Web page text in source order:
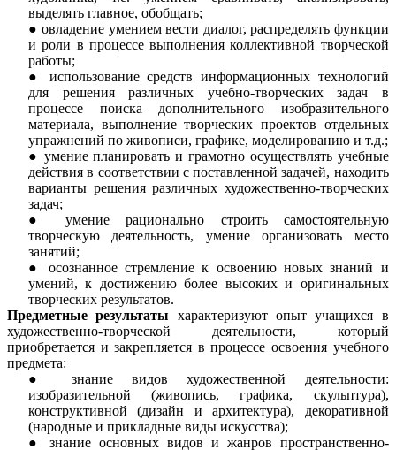
выделять главное, обобщать;
овладение умением вести диалог, распределять функции
и роли в процессе выполнения коллективной творческой
работы;
использование средств информационных технологий
для решения различных учебно-творческих задач в
процессе поиска дополнительного изобразительного
материала, выполнение творческих проектов отдельных
упражнений по живописи, графике, моделированию и т.д.;
умение планировать и грамотно осуществлять учебные
действия в соответствии с поставленной задачей, находить
варианты решения различных художественно-творческих
задач;
умение рационально строить самостоятельную
творческую деятельность, умение организовать место
занятий;
осознанное стремление к освоению новых знаний и
умений, к достижению более высоких и оригинальных
творческих результатов.
Предметные результаты характеризуют опыт учащихся в
художественно-творческой деятельности, который
приобретается и закрепляется в процессе освоения учебного
предмета:
знание видов художественной деятельности:
изобразительной (живопись, графика, скульптура),
конструктивной (дизайн и архитектура), декоративной
(народные и прикладные виды искусства);
знание основных видов и жанров пространственно-